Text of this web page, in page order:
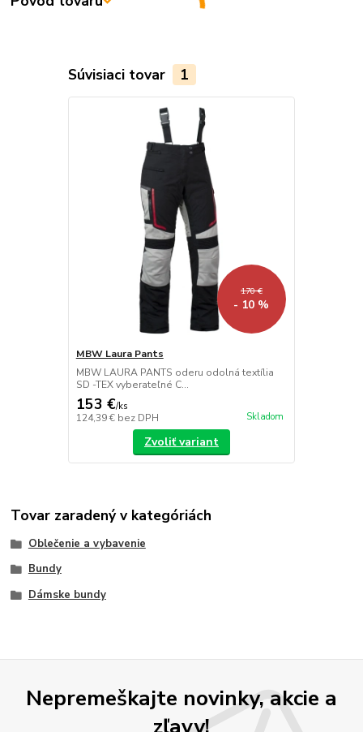
Súvisiaci tovar 1
170 €
- 10 %
MBW Laura Pants
MBW LAURA PANTS oderu odolná textília
SD -TEX vyberateľné C...
153 €/ks
124,39 € bez DPH Skladom
Zvoliť variant
Tovar zaradený v kategóriách
Oblečenie a vybavenie
Bundy
Dámske bundy
Nepremeškajte novinky, akcie a